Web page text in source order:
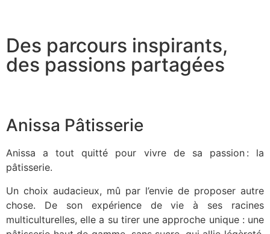
Des parcours inspirants,
des passions partagées
Anissa Pâtisserie
Anissa a tout quitté pour vivre de sa passion : la
pâtisserie.
Un choix audacieux, mû par l’envie de proposer autre
chose. De son expérience de vie à ses racines
multiculturelles, elle a su tirer une approche unique : une